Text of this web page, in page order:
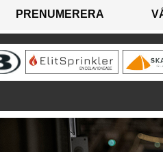
PRENUMERERA